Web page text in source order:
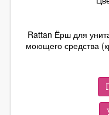
Rattan Ёрш для
моющего средства